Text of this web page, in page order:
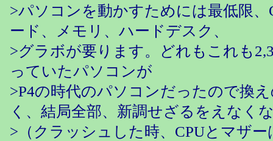
>パソコンを動かすためには最低限、
ード、メモリ、ハードデスク、
>グラボが要ります。どれもこれも
っていたパソコンが
>P4の時代のパソコンだったので換
く、結局全部、新調せざるをえなく
>（クラッシュした時、CPUとマザ